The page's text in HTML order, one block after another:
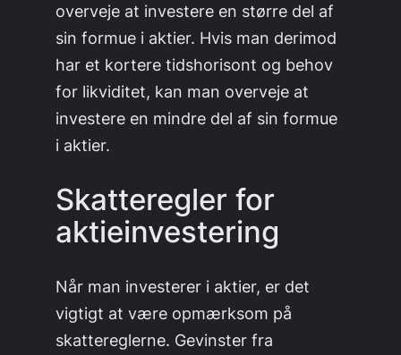
overveje at investere en større del af
sin formue i aktier. Hvis man derimod
har et kortere tidshorisont og behov
for likviditet, kan man overveje at
investere en mindre del af sin formue
i aktier.
Skatteregler for
aktieinvestering
Når man investerer i aktier, er det
vigtigt at være opmærksom på
skattereglerne. Gevinster fra